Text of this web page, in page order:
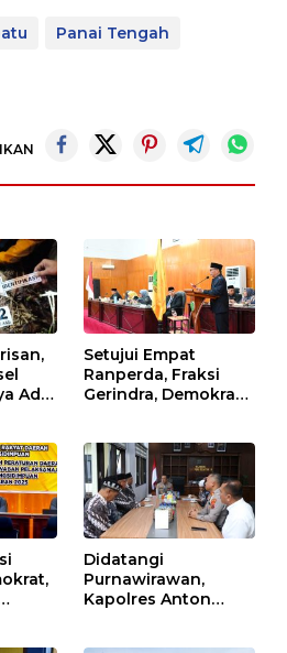
Panai Tengah
Adik
Setujui Empat
Ranperda, Fraksi
Gerindra, Demokrat,
Pemko Sidimpuan
Didatangi
Purnawirawan,
Kapolres Anton